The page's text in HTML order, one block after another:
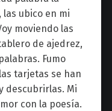
ubico en mi
moviendo las
de ajedrez,
Fumo
tarjetas se han
descubrirlas. Mi
con la poesía.